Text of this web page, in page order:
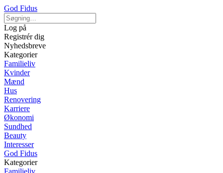
God Fidus
Log på
Registrér dig
Nyhedsbreve
Kategorier
Familieliv
Kvinder
Mænd
Hus
Renovering
Karriere
Økonomi
Sundhed
Beauty
Interesser
God Fidus
Kategorier
Familieliv